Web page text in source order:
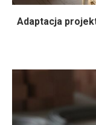
Adaptacja